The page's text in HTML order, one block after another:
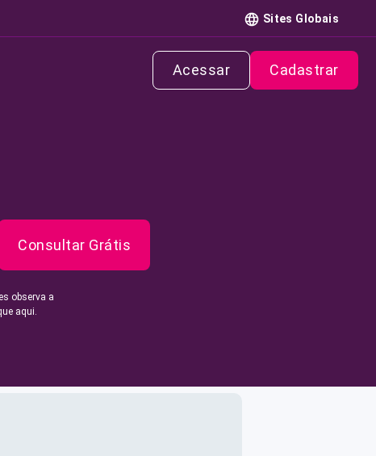
Sites Globais
Acessar Cadastrar
Consultar Grátis
observa a
aqui.